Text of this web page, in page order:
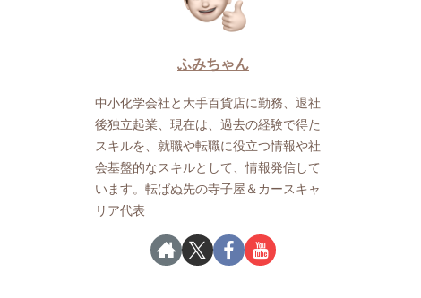
ふみちゃん
中小化学会社と大手百貨店に勤務、退社
後独立起業、現在は、過去の経験で得た
スキルを、就職や転職に役立つ情報や社
会基盤的なスキルとして、情報発信して
います。転ばぬ先の寺子屋＆カースキャ
リア代表